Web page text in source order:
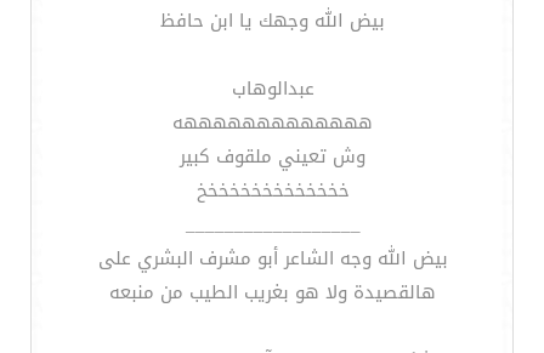
بيض الله وجهك يا ابن حافظ
عبدالوهاب
هههههههههههههه
وش تعيني ملقوف كبير
خخخخخخخخخخخخخخ
__________________
بيض الله وجه الشاعر أبو مشرف البشري على
هالقصيدة ولا هو بغريب الطيب من منبعه